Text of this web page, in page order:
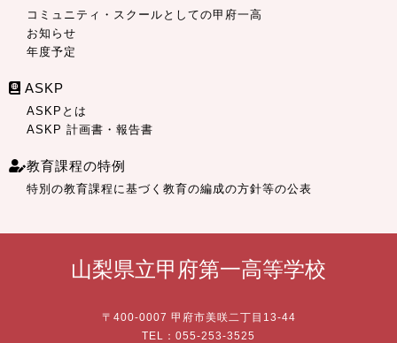
コミュニティ・スクールとしての甲府一高
お知らせ
年度予定
ASKP
ASKPとは
ASKP 計画書・報告書
教育課程の特例
特別の教育課程に基づく教育の編成の方針等の公表
山梨県立甲府第一高等学校
〒400-0007 甲府市美咲二丁目13-44
TEL：055-253-3525